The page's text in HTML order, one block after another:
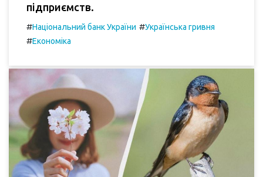
підприємств.
#Національний банк України #Українська гривня
#Економіка